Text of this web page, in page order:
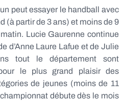
peut essayer le handball avec
(à partir de 3 ans) et moins de 9
Lucie Gaurenne continue
d’Anne Laure Lafue et de Julie
tout le département sont
le plus grand plaisir des
de jeunes (moins de 11
débute dès le mois